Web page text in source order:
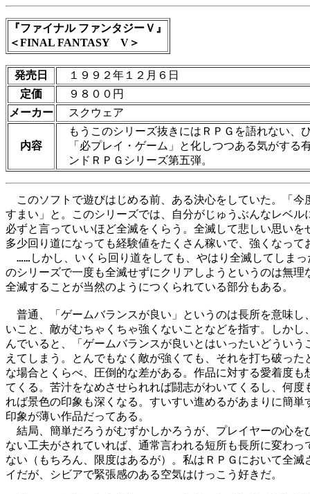
『ファイナル ファンタジーＶ』
＜FINAL FANTASY V＞
発売日
１９９２年１２月６日
定価
９８００円
メーカー
スクウェア
内容
もうこのシリーズ抜きにはＲＰＧを語れない
「必プレイ・ゲーム」と化しつつある気がす
ンドＲＰＧシリーズ第五弾。
このソフトで遊びはじめる前、ある決心をしていた。「今
すまい」と。このシリーズでは、自分がじゅうぶんなレベル
必ずと言っていいほど全滅をくらう。全滅して悲しい思いを
多少回り道になっても経験値をたくさん稼いで、強くなって
……しかし、いくら回り道をしても、やはり全滅してしま
のシリーズで一度も全滅せずにクリアしようというのは無理
全滅することが当然のようにつくられている部分もある。
普通、「ゲームバランスが良い」というのは長所を意味し
いこと、敵がむちゃくちゃ強くないことなどを指す。しかし
んでいると、「ゲームバランスが良いとはいったいどういう
えてしまう。とんでもなく敵が強くても、それを打ち破った
な場合とくらべ、圧倒的な差がある。作品に対する愛着度も
てくる。苦汁をなめさせられれば闘志がわいてくるし、何度
れば景色の印象も深くなる。すいすい進めるがあまりに簡単
印象が薄い作品だってある。
結局、簡単だろうがむずかしかろうが、プレイヤーの心を
ない工夫がされていれば、通常言われる短所も長所に変わっ
ない（もちろん、限度はあるが）。私はＲＰＧにおいて全滅
イだが、シビアで緊張感のある空気はけっこう好きだ。